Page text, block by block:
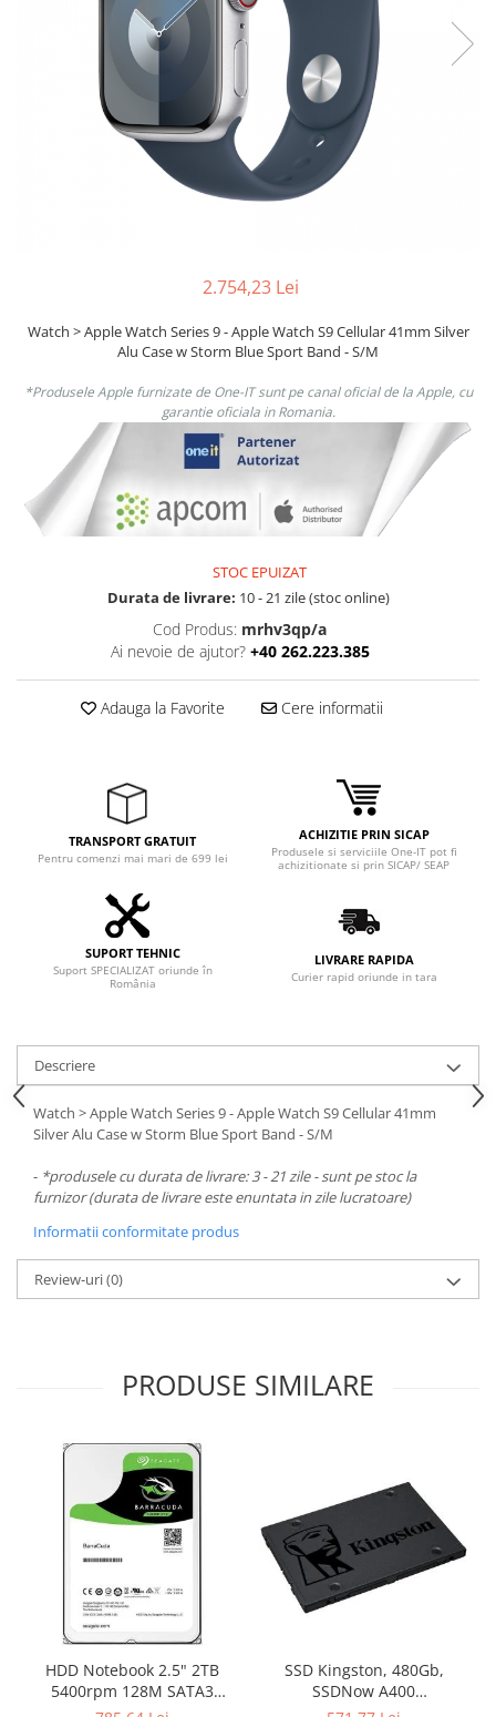
Smartphone IPhone
Mouse Pad
2.754,23 Lei
Watch > Apple Watch Series 9 - Apple Watch S9 Cellular 41mm Silver
Alu Case w Storm Blue Sport Band - S/M
*Produsele Apple furnizate de One-IT sunt pe canal oficial de la Apple, cu
garantie oficiala in Romania.
STOC EPUIZAT
Durata de livrare: 10 - 21 zile (stoc online)
Cod Produs: mrhv3qp/a
Ai nevoie de ajutor? +40 262.223.385
Adauga la Favorite Cere informatii
TRANSPORT GRATUIT
Pentru comenzi mai mari de 699 lei
ACHIZITIE PRIN SICAP
Produsele si serviciile One-IT pot fi
achizitionate si prin SICAP/ SEAP
SUPORT TEHNIC
Suport SPECIALIZAT oriunde în
România
LIVRARE RAPIDA
Curier rapid oriunde in tara
Descriere
Watch > Apple Watch Series 9 - Apple Watch S9 Cellular 41mm
Silver Alu Case w Storm Blue Sport Band - S/M
- *produsele cu durata de livrare: 3 - 21 zile - sunt pe stoc la
furnizor (durata de livrare este enuntata in zile lucratoare)
Informatii conformitate produs
Review-uri(0)
PRODUSE SIMILARE
HDD Notebook 2.5" 2TB
5400rpm 128M SATA3
SEAGATE
SSD Kingston, 480Gb,
SSDNow A400
"SA400S37/480G"